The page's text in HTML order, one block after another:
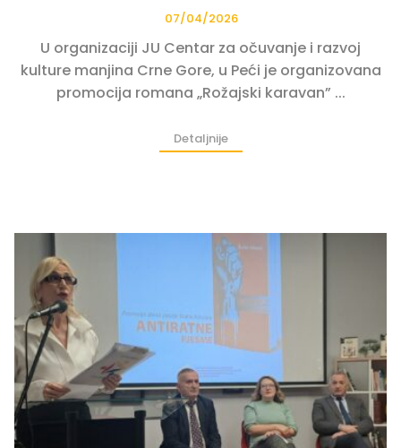
07/04/2026
U organizaciji JU Centar za očuvanje i razvoj
kulture manjina Crne Gore, u Peći je organizovana
promocija romana „Rožajski karavan” ...
Detaljnije